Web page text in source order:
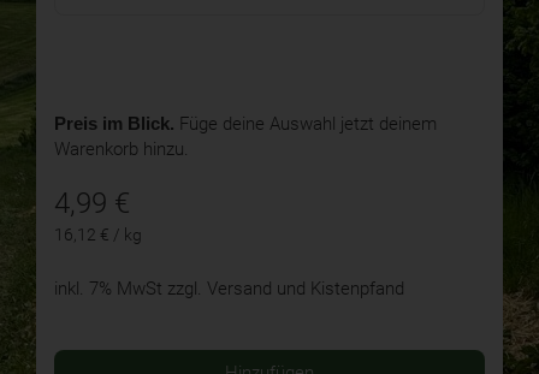
Preis im Blick. Füge deine Auswahl jetzt deinem
Warenkorb hinzu.
4,99 €
16,12 € / kg
inkl. 7% MwSt zzgl. Versand und Kistenpfand